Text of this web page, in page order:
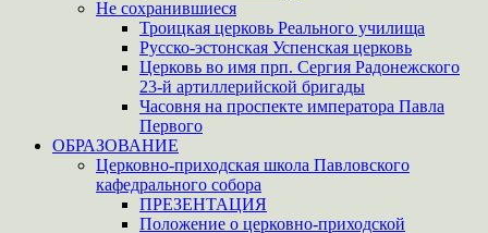
Не сохранившиеся
Троицкая церковь Реального училища
Русско-эстонская Успенская церковь
Церковь во имя прп. Сергия Радонежского
23-й артиллерийской бригады
Часовня на проспекте императора Павла
Первого
ОБРАЗОВАНИЕ
Церковно-приходская школа Павловского
кафедрального собора
ПРЕЗЕНТАЦИЯ
Положение о церковно-приходской